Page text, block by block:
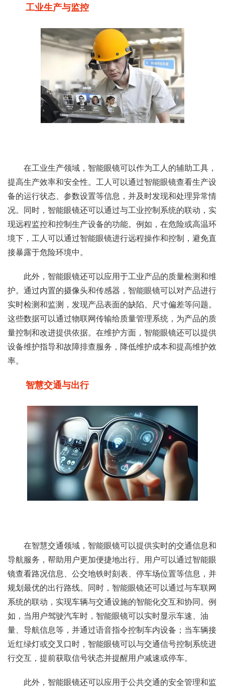
工业生产与监控
在工业生产领域，智能眼镜可以作为工人的辅助工具，
提高生产效率和安全性。工人可以通过智能眼镜查看生产设
备的运行状态、参数设置等信息，并及时发现和处理异常情
况。同时，智能眼镜还可以通过与工业控制系统的联动，实
现远程监控和控制生产设备的功能。例如，在危险或高温环
境下，工人可以通过智能眼镜进行远程操作和控制，避免直
接暴露于危险环境中。
此外，智能眼镜还可以应用于工业产品的质量检测和维
护。通过内置的摄像头和传感器，智能眼镜可以对产品进行
实时检测和监测，发现产品表面的缺陷、尺寸偏差等问题。
这些数据可以通过物联网传输给质量管理系统，为产品的质
量控制和改进提供依据。在维护方面，智能眼镜还可以提供
设备维护指导和故障排查服务，降低维护成本和提高维护效
率。
智慧交通与出行
在智慧交通领域，智能眼镜可以提供实时的交通信息和
导航服务，帮助用户更加便捷地出行。用户可以通过智能眼
镜查看路况信息、公交地铁时刻表、停车场位置等信息，并
规划最优的出行路线。同时，智能眼镜还可以通过与车联网
系统的联动，实现车辆与交通设施的智能化交互和协同。例
如，当用户驾驶汽车时，智能眼镜可以实时显示车速、油
量、导航信息等，并通过语音指令控制车内设备；当车辆接
近红绿灯或交叉口时，智能眼镜可以与交通信号控制系统进
行交互，提前获取信号状态并提醒用户减速或停车。
此外，智能眼镜还可以应用于公共交通的安全管理和监